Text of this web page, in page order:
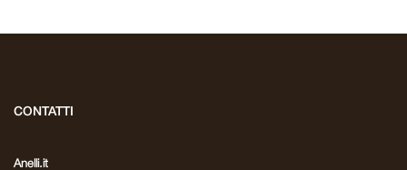
CONTATTI
Anelli.it